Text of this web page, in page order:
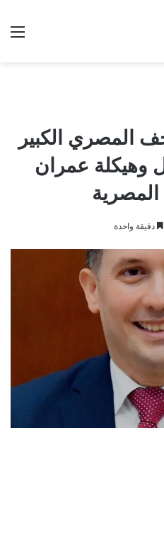
المصري الكبير
وهيكلة عمران
المصرية
دقيقة واحدة